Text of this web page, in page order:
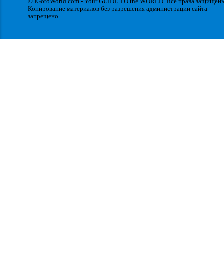
Копирование материалов без разрешения администрации сайта
запрещено.